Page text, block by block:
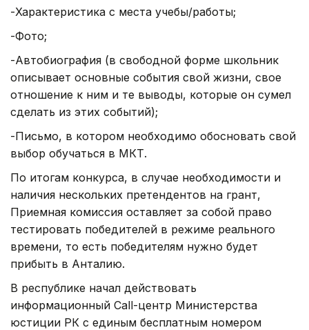
-Характеристика с места учебы/работы;
-Фото;
-Автобиография (в свободной форме школьник
описывает основные события свой жизни, свое
отношение к ним и те выводы, которые он сумел
сделать из этих событий);
-Письмо, в котором необходимо обосновать свой
выбор обучаться в МКТ.
По итогам конкурса, в случае необходимости и
наличия нескольких претендентов на грант,
Приемная комиссия оставляет за собой право
тестировать победителей в режиме реального
времени, то есть победителям нужно будет
прибыть в Анталию.
В республике начал действовать
информационный Call-центр Министерства
юстиции РК с единым бесплатным номером